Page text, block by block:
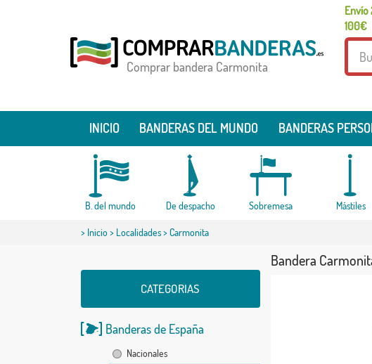
Envío
100€
Comprar bandera Carmonita
INICIO BANDERAS DEL MUNDO BANDERAS
B. del mundo De despacho Sobremesa Mástiles
> Inicio> Localidades> Carmonita
CATEGORIAS
Banderas de España
Nacionales
Bandera